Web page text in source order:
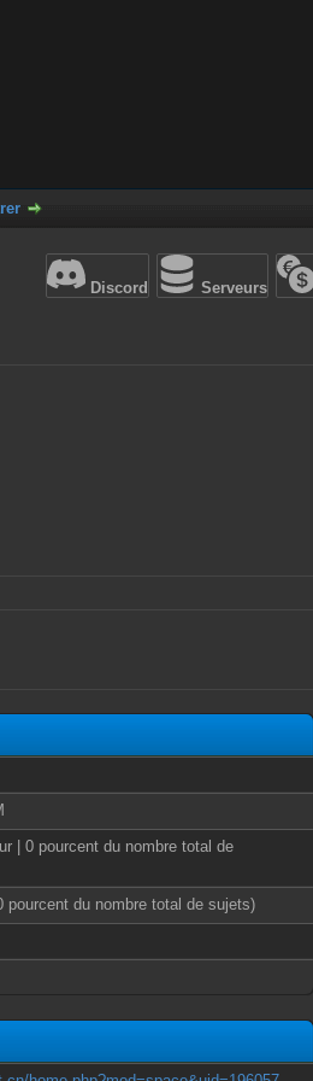
Discord Serveurs
| 0 pourcent du nombre total de
pourcent du nombre total de sujets)